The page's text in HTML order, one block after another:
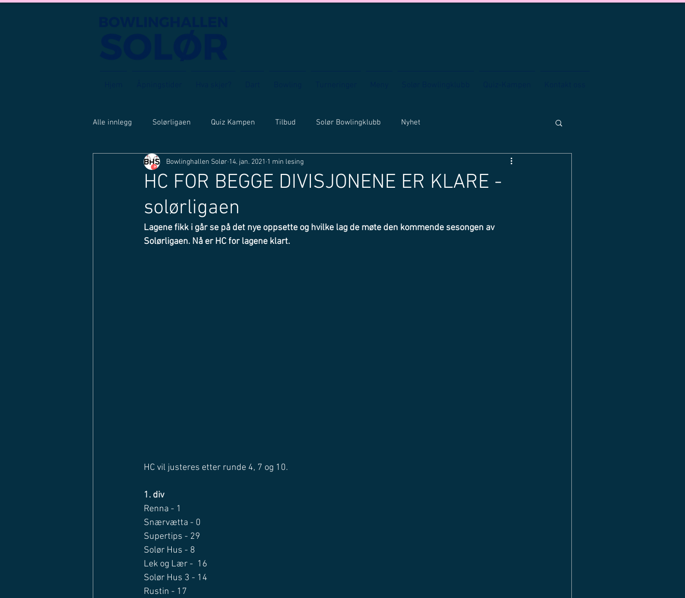
Alle innlegg Solørligaen Quiz Kampen Tilbud Solør Bowlingklubb Nyhet
HC FOR BEGGE DIVISJONENE ER KLARE -
solørligaen
Bowlinghallen Solør 14. jan. 2021 1 min lesing
Lagene fikk i går se på det nye oppsette og hvilke lag de møte den kommende sesongen av
Solørligaen. Nå er HC for lagene klart.
HC vil justeres etter runde 4, 7 og 10.
1. div
Renna - 1
Snærvætta - 0
Supertips - 29
Solør Hus - 8
Lek og Lær -  16
Solør Hus 3 - 14
Rustin - 17